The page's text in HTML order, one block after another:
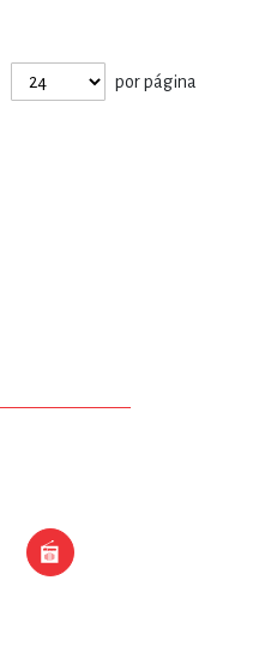
por página